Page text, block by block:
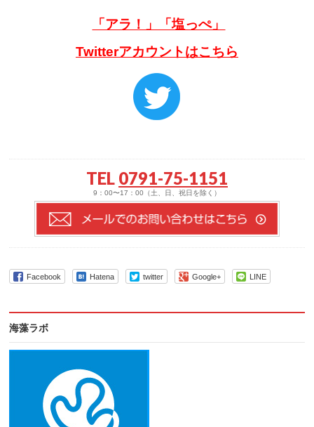
「アラ！」「塩っぺ」
Twitterアカウントはこちら
TEL 0791-75-1151
9：00〜17：00（土、日、祝日を除く）
Facebook Hatena twitter Google+ LINE
海藻ラボ